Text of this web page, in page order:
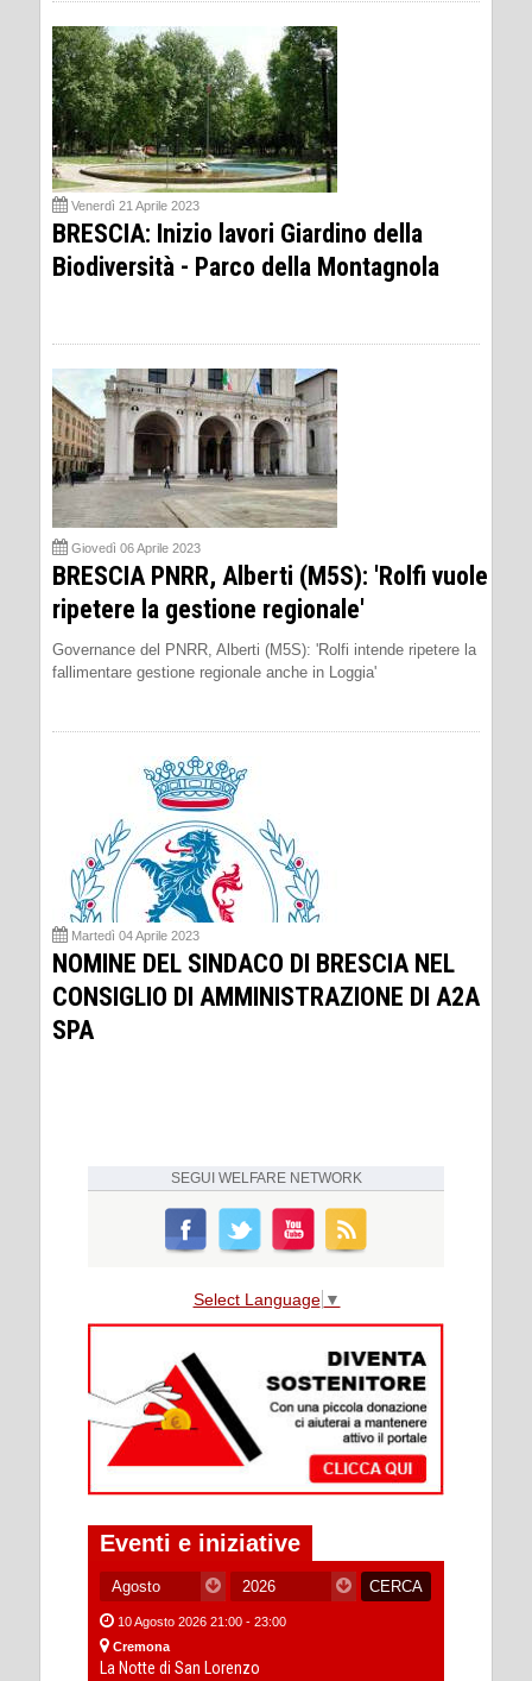
Venerdì 21 Aprile 2023
BRESCIA: Inizio lavori Giardino della
Biodiversità - Parco della Montagnola
Giovedì 06 Aprile 2023
BRESCIA PNRR, Alberti (M5S): 'Rolfi vuole
ripetere la gestione regionale'
Governance del PNRR, Alberti (M5S): 'Rolfi intende ripetere la
fallimentare gestione regionale anche in Loggia'
Martedì 04 Aprile 2023
NOMINE DEL SINDACO DI BRESCIA NEL
CONSIGLIO DI AMMINISTRAZIONE DI A2A
SPA
SEGUI WELFARE NETWORK
Select Language ▼
Eventi e iniziative
10 Agosto 2026 21:00 - 23:00
Cremona
La Notte di San Lorenzo